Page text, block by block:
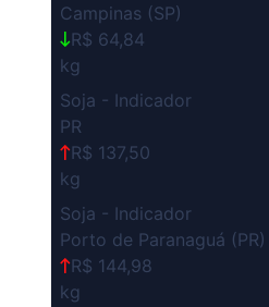
Campinas (SP)
R$ 64,84
kg
Soja - Indicador
PR
R$ 137,50
kg
Soja - Indicador
Porto de Paranaguá (PR)
R$ 144,98
kg